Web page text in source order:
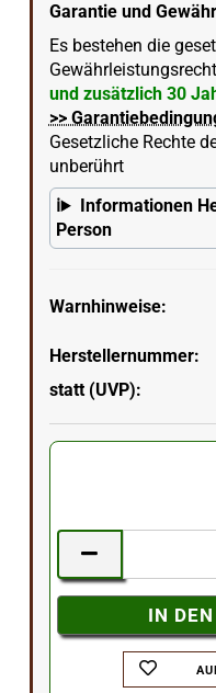
Garantie und
Es bestehen die
und zusätzlich 30
>>
Gesetzliche Rechte
unberührt
Informationen
Person
Warnhinweise:
Herstellernummer:
statt (UVP):